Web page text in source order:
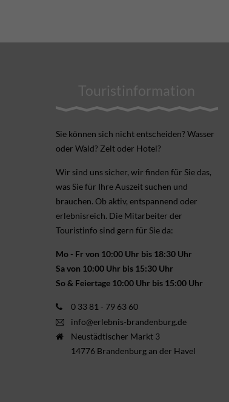
Touristinformation
Sie können sich nicht ent­scheiden? Wasser
oder Wald? Zelt oder Hotel?
Wir sind uns sicher, wir finden für Sie das,
was Sie für Ihre Aus­zeit suchen und
brauchen. Ob aktiv, ent­spannend oder
erlebnis­reich. Die Mitarbeiter der
Touristinfo sind gern für Sie da:
Mo - Fr von 10:00 Uhr bis 18:30 Uhr
Sa von 10:00 Uhr bis 15:30 Uhr
So & Feiertage 10:00 Uhr bis 15:00 Uhr
0 33 81 - 79 63 60
info@erlebnis-brandenburg.de
Neustädtischer Markt 3
14776 Brandenburg an der Havel